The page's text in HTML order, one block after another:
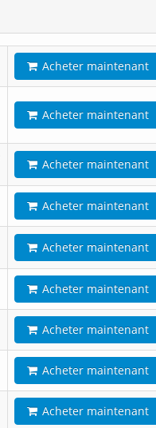
Acheter maintenant
Acheter maintenant
Acheter maintenant
Acheter maintenant
Acheter maintenant
Acheter maintenant
Acheter maintenant
Acheter maintenant
Acheter maintenant